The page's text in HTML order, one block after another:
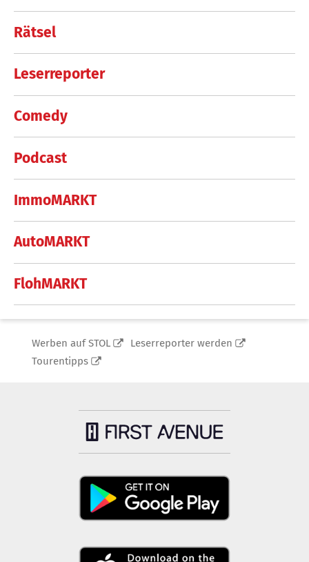
Rätsel
Leserreporter
Comedy
Podcast
ImmoMARKT
AutoMARKT
FlohMARKT
Werben auf STOL
Leserreporter werden
Tourentipps